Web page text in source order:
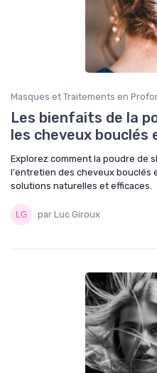
Masques et Traitements en
Les bienfaits de la
les cheveux
Explorez comment la poudre de
l'entretien des cheveux bouclés
solutions naturelles et efficaces.
par Luc Giroux